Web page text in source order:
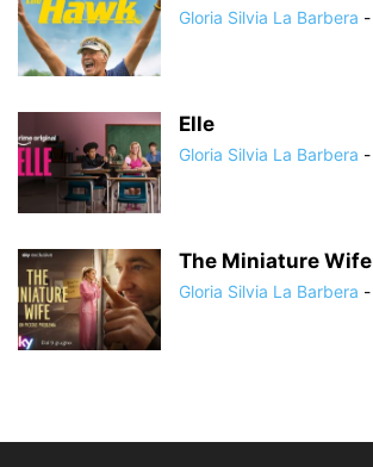
Gloria Silvia La Barbera -
Elle
Gloria Silvia La Barbera -
The Miniature Wife
Gloria Silvia La Barbera -